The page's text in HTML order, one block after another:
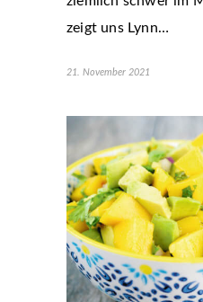
zeigt uns Lynn…
21. November 2021